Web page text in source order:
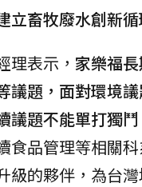
立畜牧廢水創新循
理表示， 家樂福
議題，面對環境
議題不能單打獨
食品管理等相關
級的夥伴，為台